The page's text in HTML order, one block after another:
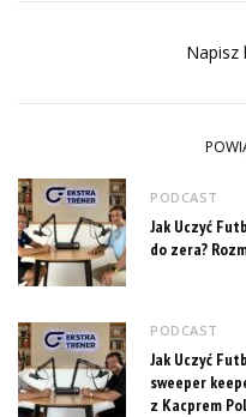
Napisz
PODCAST
Jak Uczyć
do zera?
PODCAST
Jak Uczyć
sweeper
z Kacprem